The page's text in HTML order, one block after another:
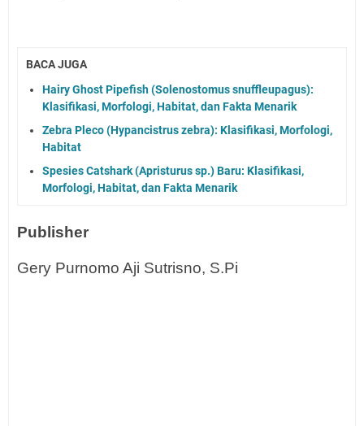
BACA JUGA
Hairy Ghost Pipefish (Solenostomus snuffleupagus):
Klasifikasi, Morfologi, Habitat, dan Fakta Menarik
Zebra Pleco (Hypancistrus zebra): Klasifikasi, Morfologi,
Habitat
Spesies Catshark (Apristurus sp.) Baru: Klasifikasi,
Morfologi, Habitat, dan Fakta Menarik
Publisher
Gery Purnomo Aji Sutrisno, S.Pi